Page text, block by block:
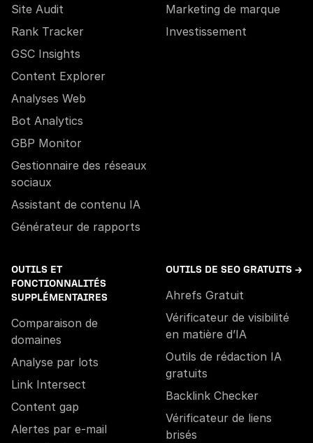
Site Audit
Rank Tracker
GSC Insights
Content Explorer
Analyses Web
Bot Analytics
GBP Monitor
Gestionnaire des réseaux
sociaux
Assistant de contenu IA
Générateur de rapports
Marketing de marque
Investissement
OUTILS ET
FONCTIONNALITÉS
SUPPLÉMENTAIRES
Comparaison de
domaines
Analyse par lots
Link Intersect
Content gap
Alertes par e-mail
OUTILS DE SEO GRATUITS →
Ahrefs Gratuit
Vérificateur de visibilité
en matière d’IA
Outils de rédaction IA
gratuits
Backlink Checker
Vérificateur de liens
brisés